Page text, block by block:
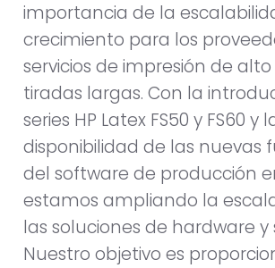
importancia de la
crecimiento para los
servicios de impresión de
tiradas largas. Con la
series HP Latex FS50 y FS60 y
disponibilidad de las nuevas
del software de producción
estamos ampliando la
las soluciones de hardware y
Nuestro objetivo es